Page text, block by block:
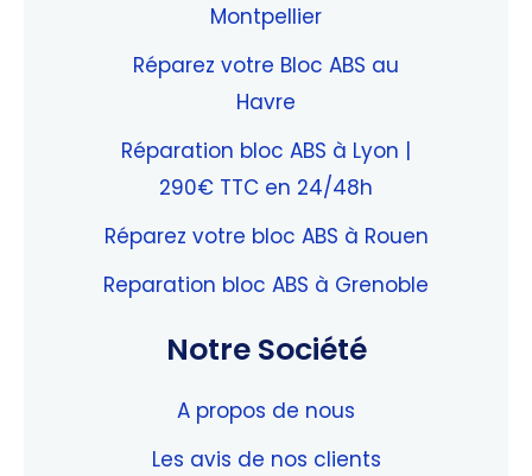
Montpellier
Réparez votre Bloc ABS au
Havre
Réparation bloc ABS à Lyon |
290€ TTC en 24/48h
Réparez votre bloc ABS à Rouen
Reparation bloc ABS à Grenoble
Notre Société
A propos de nous
Les avis de nos clients